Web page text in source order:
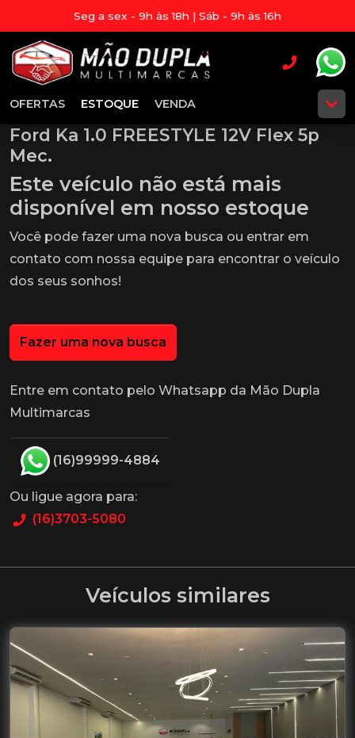
Seg a sex - 9h às 18h | Sáb - 9h às 16h
OFERTAS ESTOQUE VENDA
Ford Ka 1.0 FREESTYLE 12V Flex 5p
Mec.
Este veículo não está mais
disponível em nosso estoque
Você pode fazer uma nova busca ou entrar em
contato com nossa equipe para encontrar o veículo
dos seus sonhos!
Fazer uma nova busca
Entre em contato pelo Whatsapp da Mão Dupla
Multimarcas
(16)99999-4884
Ou ligue agora para:
(16)3703-5080
Veículos similares